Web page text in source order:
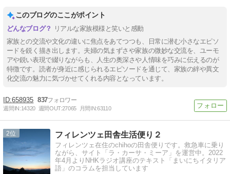
このブログのここがポイント
リアルな家族模様と笑いと感動
家族との交流や文化の違いに焦点をあてつつも、日常に潜む小さなエピソ
ードを鋭く描き出します。夫婦の気まずさや家族の微妙な交流を、ユーモ
アや鋭い表現で綴りながらも、人生の奥深さや人情味を巧みに伝えるのが
特徴です。読者が身近に感じられるエピソードを通じて、家族の絆や異文
化交流の魅力に気づかせてくれる内容となっています。
658935 837
週間IN:14320 週間OUT:27065 月間IN:63110
2 フィレンツェ田舎生活便り２
フィレンツェ在住のchihoの田舎便りです。救急車に乗り
ながら、サイト「ラ・カーサ・ミーア」を運営中。2022
年4月よりNHKラジオ講座のテキスト「まいにちイタリア
語」のコラムを担当しています